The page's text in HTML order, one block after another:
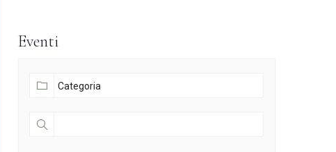
Eventi